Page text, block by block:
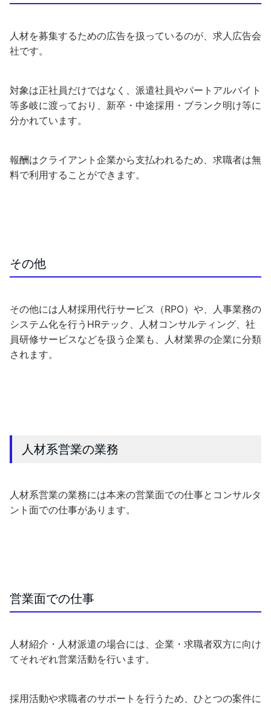
人材を募集するための広告を扱っているのが、求人広告会
社です。
対象は正社員だけではなく、派遣社員やパートアルバイト
等多岐に渡っており、新卒・中途採用・ブランク明け等に
分かれています。
報酬はクライアント企業から支払われるため、求職者は無
料で利用することができます。
その他
その他には人材採用代行サービス（RPO）や、人事業務の
システム化を行うHRテック、人材コンサルティング、社
員研修サービスなどを扱う企業も、人材業界の企業に分類
されます。
人材系営業の業務
人材系営業の業務には本来の営業面での仕事とコンサルタ
ント面での仕事があります。
営業面での仕事
人材紹介・人材派遣の場合には、企業・求職者双方に向け
てそれぞれ営業活動を行います。
採用活動や求職者のサポートを行うため、ひとつの案件に